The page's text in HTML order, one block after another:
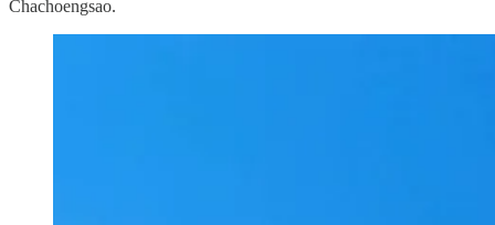
Chachoengsao.